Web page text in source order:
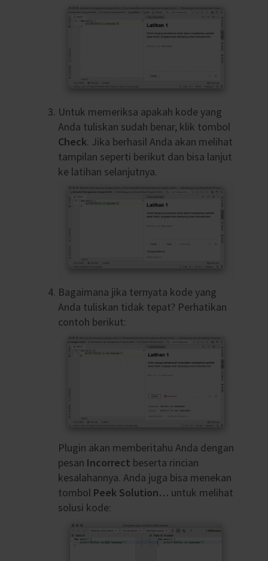
Untuk memeriksa apakah kode yang
Anda tuliskan sudah benar, klik tombol
Check. Jika berhasil Anda akan melihat
tampilan seperti berikut dan bisa lanjut
ke latihan selanjutnya.
Bagaimana jika ternyata kode yang
Anda tuliskan tidak tepat? Perhatikan
contoh berikut:
Plugin akan memberitahu Anda dengan
pesan Incorrect beserta rincian
kesalahannya. Anda juga bisa menekan
tombol Peek Solution… untuk melihat
solusi kode: